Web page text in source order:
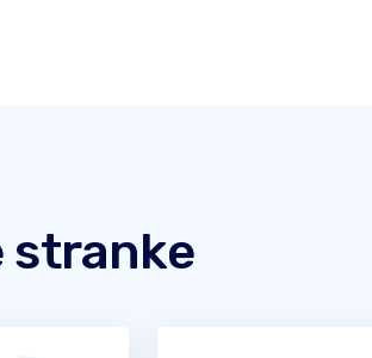
stranke